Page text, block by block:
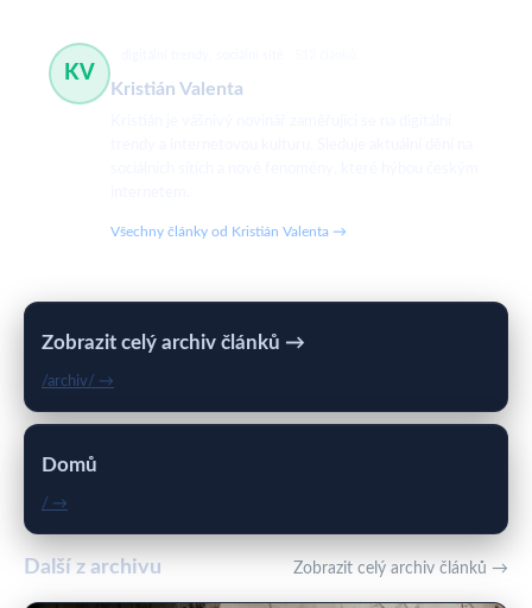
KV
Kristián Valenta
Všechny články od Kristián Valenta →
Zobrazit celý archiv článků →
/archiv/ →
Domů
/ →
Další z archivu Zobrazit celý archiv článků →